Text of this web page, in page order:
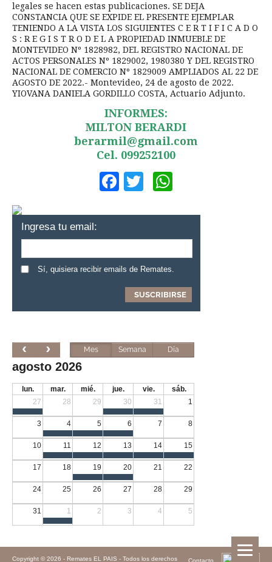
legales se hacen estas publicaciones. SE DEJA
CONSTANCIA QUE SE EXPIDE EL PRESENTE EJEMPLAR
TENIENDO A LA VISTA LOS SIGUIENTES C E R T I F I C A D O
S : R E G I S T R O D E L A PROPIEDAD INMUEBLE DE
MONTEVIDEO Nº 1828982, DEL REGISTRO NACIONAL DE
ACTOS PERSONALES Nº 1829002, 1980380 Y DEL REGISTRO
NACIONAL DE COMERCIO Nº 1829009 AMPLIADOS AL 22 DE
AGOSTO DE 2022.- Montevideo, 24 de agosto de 2022.
YIOVANA DANIELA GORDILLO COSTA, Actuario Adjunto.
INFORMES:
MILTON BERARDI
berarmil@gmail.com
Cel. 099252100
Facebook
Twitter
Ingresa tu email:
Sí, quisiera recibir emails de Remates.
Mes Semana Día
agosto 2026
lun. mar. mié. jue. vie.
sáb.
27
28 29 30 31 1
3 4 5 6 7 8
10 11 12 13 14 15
17 18 19 20 21 22
24 25 26 27 28 29
31 1 2 3 4 5
Contacto
Copyright © 2026 - Remates EL PAIS - Todos los derechos